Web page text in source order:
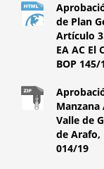
de Plan
Artículo
EA AC
BOP 145/
Valle de
de Arafo,
014/19